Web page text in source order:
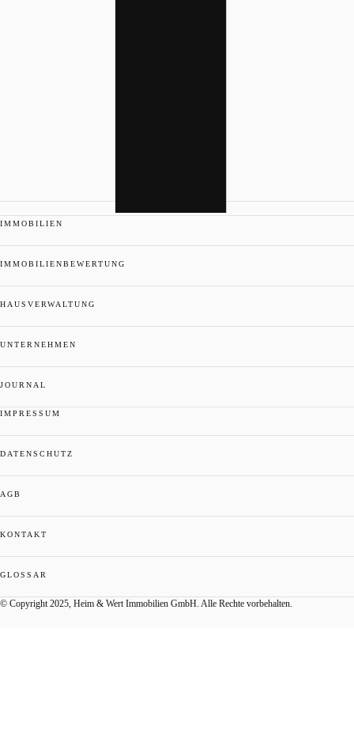
IMMOBILIEN
IMMOBILIENBEWERTUNG
HAUSVERWALTUNG
UNTERNEHMEN
JOURNAL
IMPRESSUM
DATENSCHUTZ
AGB
KONTAKT
GLOSSAR
© Copyright 2025, Heim & Wert Immobilien GmbH. Alle Rechte vorbehalten.